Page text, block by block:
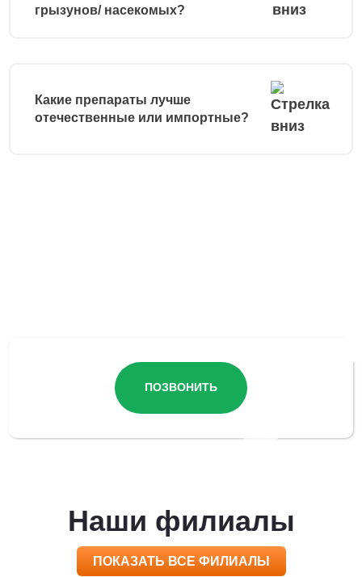
грызунов/ насекомых?
Какие препараты лучше
отечественные или импортные?
ПОЗВОНИТЬ
Наши филиалы
ПОКАЗАТЬ ВСЕ ФИЛИАЛЫ